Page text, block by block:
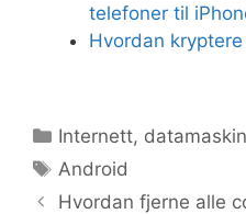
telefoner til
Hvordan
Kategorier
Internett,
Stikkord
Android
Hvordan fjerne alle